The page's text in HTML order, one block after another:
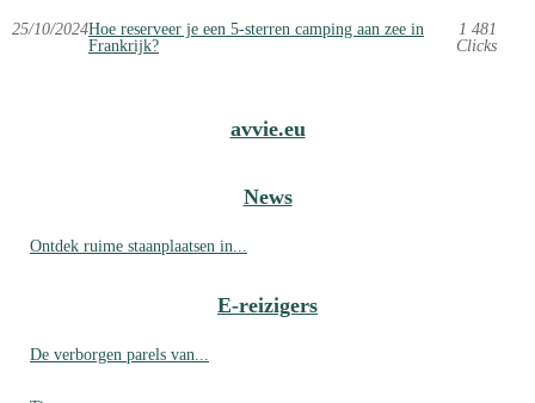
25/10/2024Hoe reserveer je een 5-sterren camping aan zee in
Frankrijk?
1 481
Clicks
avvie.eu
News
Ontdek ruime staanplaatsen in...
E-reizigers
De verborgen parels van...